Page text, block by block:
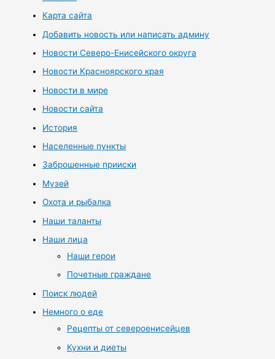
Карта сайта
Добавить новость или написать админу
Новости Северо-Енисейского округа
Новости Красноярского края
Новости в мире
Новости сайта
История
Населенные пункты
Заброшенные прииски
Музей
Охота и рыбалка
Наши таланты
Наши лица
Наши герои
Почетные граждане
Поиск людей
Немного о еде
Рецепты от североенисейцев
Кухни и диеты